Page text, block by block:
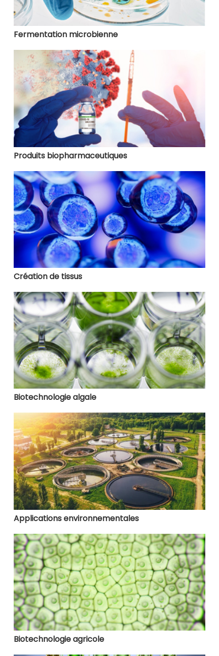
Fermentation microbienne
Produits biopharmaceutiques
Création de tissus
Biotechnologie algale
Applications environnementales
Biotechnologie agricole